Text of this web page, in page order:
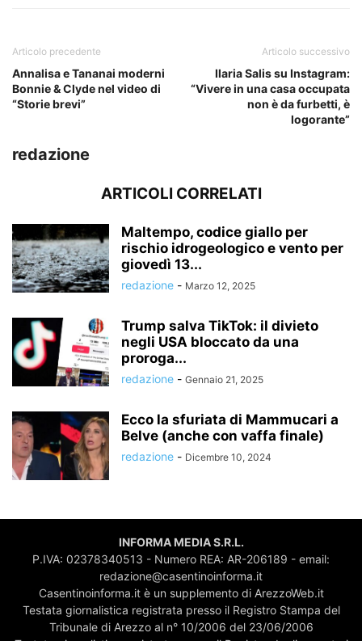
Articolo precedente
Annalisa e Tananai moderni
Bonnie & Clyde nel video di
“Storie brevi”
Articolo successivo
Ilaria Salis su Instagram:
“Vivere in una casa occupata
non è da furbetti, è
logorante”
redazione
ARTICOLI CORRELATI
Maltempo, codice giallo per
rischio idrogeologico e vento per
giovedì 13...
redazione - Marzo 12, 2025
Trump salva TikTok: il divieto
negli USA bloccato da una
proroga...
redazione - Gennaio 21, 2025
Ecco la sfuriata di Mammucari a
Belve (anche con vaffa finale)
redazione - Dicembre 10, 2024
INFORMA MEDIA S.R.L.
P.IVA: 02378340513 - Numero REA: AR-206189 - email:
redazione@casentinoinforma.it
Casentinoinforma.it è un supplemento di ArezzoWeb.it
Testata giornalistica registrata presso il Registro Stampa del
Tribunale di Arezzo al n° 10/2006 del 23/06/2006